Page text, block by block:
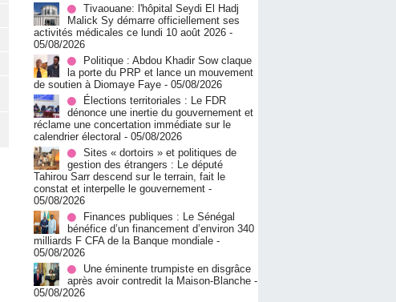
Tivaouane: l'hôpital Seydi El Hadj
Malick Sy démarre officiellement ses
activités médicales ce lundi 10 août 2026 -
05/08/2026
Politique : Abdou Khadir Sow claque
la porte du PRP et lance un mouvement
de soutien à Diomaye Faye - 05/08/2026
Élections territoriales : Le FDR
dénonce une inertie du gouvernement et
réclame une concertation immédiate sur le
calendrier électoral - 05/08/2026
Sites « dortoirs » et politiques de
gestion des étrangers : Le député
Tahirou Sarr descend sur le terrain, fait le
constat et interpelle le gouvernement -
05/08/2026
Finances publiques : Le Sénégal
bénéfice d’un financement d’environ 340
milliards F CFA de la Banque mondiale -
05/08/2026
Une éminente trumpiste en disgrâce
après avoir contredit la Maison-Blanche -
05/08/2026